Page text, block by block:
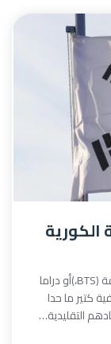
أغلب الناس لما يسمعوا "كوريا"، بتيجي ببالهم فرقة (BTS،)أو دراما
كتير ما حدا
التقليدية…